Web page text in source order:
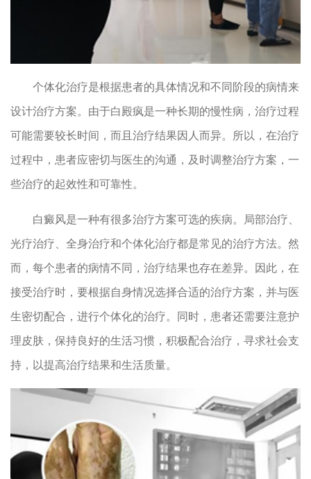
个体化治疗是根据患者的具体情况和不同阶段的病情来
设计治疗方案。由于白殿疯是一种长期的慢性病，治疗过程
可能需要较长时间，而且治疗结果因人而异。所以，在治疗
过程中，患者应密切与医生的沟通，及时调整治疗方案，一
些治疗的起效性和可靠性。
白癜风是一种有很多治疗方案可选的疾病。局部治疗、
光疗治疗、全身治疗和个体化治疗都是常见的治疗方法。然
而，每个患者的病情不同，治疗结果也存在差异。因此，在
接受治疗时，要根据自身情况选择合适的治疗方案，并与医
生密切配合，进行个体化的治疗。同时，患者还需要注意护
理皮肤，保持良好的生活习惯，积极配合治疗，寻求社会支
持，以提高治疗结果和生活质量。